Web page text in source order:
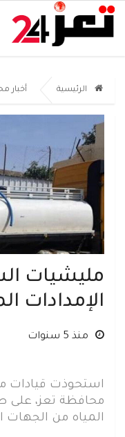
الرئيسية أخبار
مليشيات
الإمدادات
منذ 5 سنوات
استحوذت قيادات
محافظة تعز، على
المياه من الجهات